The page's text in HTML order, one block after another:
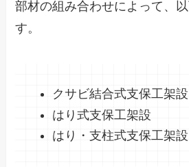
部材の組み合わせによって、
す。
クサビ結合式支保工架設
はり式支保工架設
はり・支柱式支保工架設